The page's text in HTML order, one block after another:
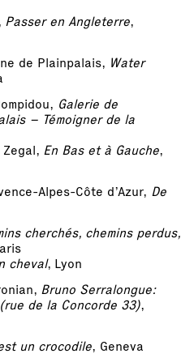
Passer en Angleterre,
de Plainpalais, Water
Galerie de
– Témoigner de la
Zegal, En Bas et à Gauche,
Alpes-Côte d’Azur, De
cherchés, chemins perdus,
cheval, Lyon
Bruno Serralongue:
de la Concorde 33),
un crocodile, Geneva